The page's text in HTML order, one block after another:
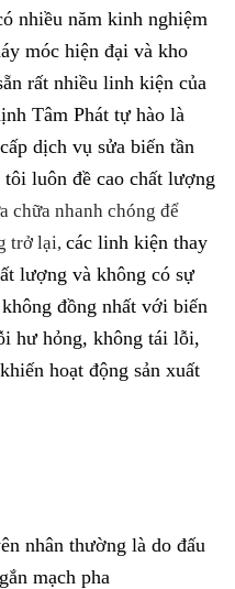
nhiều năm kinh nghiệm
móc hiện đại và kho
rất nhiều linh kiện của
Tâm Phát tự hào là
dịch vụ sửa biến tần
luôn đề cao chất lượng
chữa nhanh chóng để
trở lại, các linh kiện thay
lượng và không có sự
đồng nhất với biến
hư hỏng, không tái lỗi,
hoạt động sản xuất
nhân thường là do đấu
mạch pha